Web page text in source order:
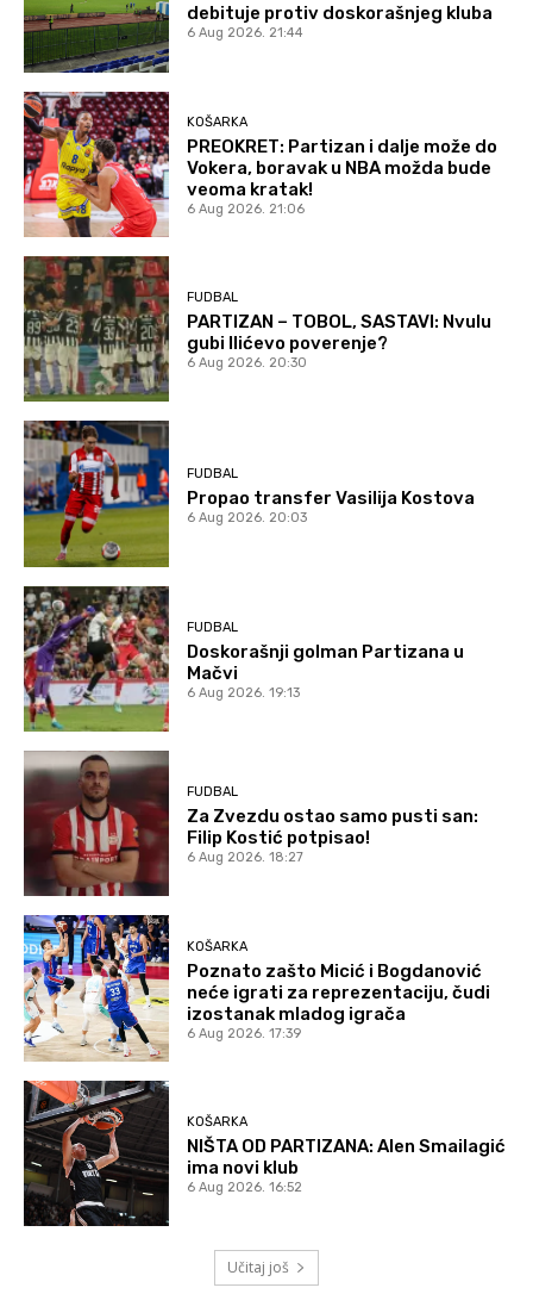
debituje protiv doskorašnjeg kluba
6 Aug 2026. 21:44
KOŠARKA
PREOKRET: Partizan i dalje može do
Vokera, boravak u NBA možda bude
veoma kratak!
6 Aug 2026. 21:06
FUDBAL
PARTIZAN – TOBOL, SASTAVI: Nvulu
gubi Ilićevo poverenje?
6 Aug 2026. 20:30
FUDBAL
Propao transfer Vasilija Kostova
6 Aug 2026. 20:03
FUDBAL
Doskorašnji golman Partizana u
Mačvi
6 Aug 2026. 19:13
FUDBAL
Za Zvezdu ostao samo pusti san:
Filip Kostić potpisao!
6 Aug 2026. 18:27
KOŠARKA
Poznato zašto Micić i Bogdanović
neće igrati za reprezentaciju, čudi
izostanak mladog igrača
6 Aug 2026. 17:39
KOŠARKA
NIŠTA OD PARTIZANA: Alen Smailagić
ima novi klub
6 Aug 2026. 16:52
Učitaj još